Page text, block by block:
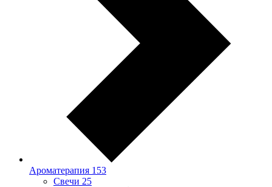
Ароматерапия 153
Свечи 25